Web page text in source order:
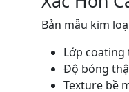
Bản mẫu kim
Lớp
Độ bóng
Texture bề